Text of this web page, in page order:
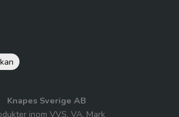
Knapes Sverige AB
inom VVS, VA, Mark